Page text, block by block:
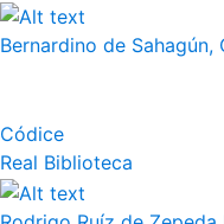
Bernardino de
Códice
Real Biblioteca